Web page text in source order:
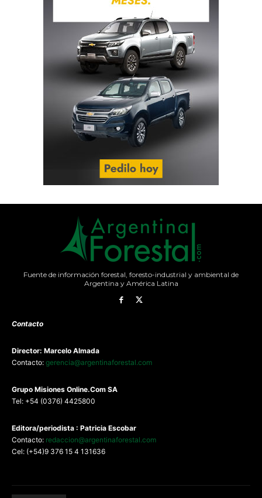
Fuente de información forestal, foresto-industrial y ambiental de
Argentina y América Latina
Contacto
Director: Marcelo Almada
Contacto: gerencia@argentinaforestal.com
Grupo Misiones Online.Com SA
Tel: +54 (0376) 4425800
Editora/periodista : Patricia Escobar
Contacto: redaccion@argentinaforestal.com
Cel: (+54)9 376 15 4 131636